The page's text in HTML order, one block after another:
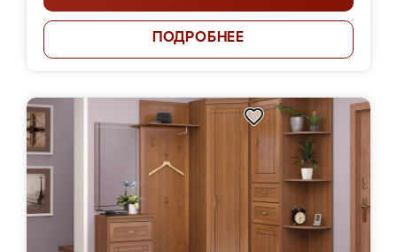
ПОДРОБНЕЕ